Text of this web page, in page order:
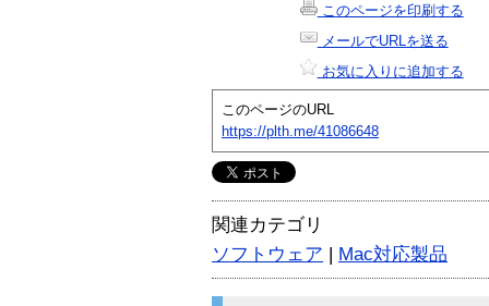
このページを印刷する
メールでURLを送る
お気に入りに追加する
このページのURL
https://plth.me/41086648
関連カテゴリ
ソフトウェア | Mac対応製品